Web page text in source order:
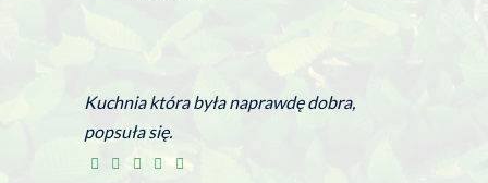
Kuchnia która była naprawdę dobra,
popsuła się.